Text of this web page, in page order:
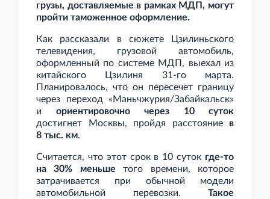
грузы, доставляемые в рамках МДП, могут
пройти таможенное оформление.
Как рассказали в сюжете Цзилиньского
телевидения, грузовой автомобиль,
оформленный по системе МДП, выехал из
китайского Цзилиня 31-го марта.
Планировалось, что он пересечет границу
через переход «Маньчжурия/Забайкальск»
и ориентировочно через 10 суток
достигнет Москвы, пройдя расстояние в
8 тыс. км.
Считается, что этот срок в 10 суток где-то
на 30% меньше того времени, которое
затрачивается при обычной модели
автомобильной перевозки. Такое